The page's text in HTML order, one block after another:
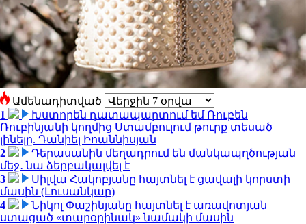
Ամենադիտված
1
Խստորեն դատապարտում եմ Ռուբեն
Ռուբինյանի կողմից Ստամբուլում թուրք տեսած
լինելը. Դանիել Իոաննիսյան
2
Դերասանին մեղադրում են մանկապղծության
մեջ․ նա ձերբակալվել է
3
Սիլվա Հակոբյանը հայտնել է ցավալի կորստի
մասին (Լուսանկար)
4
Նիկոլ Փաշինյանը հայտնել է առավոտյան
ստացած «տարօրինակ» նամակի մասին